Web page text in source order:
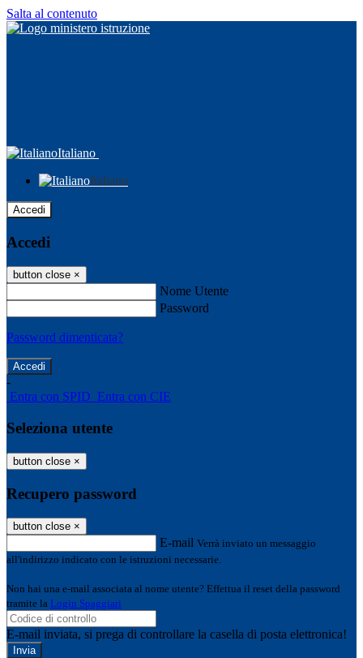
Salta al contenuto
Italiano
Italiano
Accedi
Accedi
button close ×
Nome Utente
Password
Password dimenticata?
-
Entra con SPID Entra con CIE
Seleziona utente
button close ×
Recupero password
button close ×
E-mail Verrà inviato un messaggio
all'indirizzo indicato con le istruzioni necessarie.
Non hai una e-mail associata al nome utente? Effettua il reset della password
tramite la Login Spaggiari
E-mail inviata, si prega di controllare la casella di posta elettronica!